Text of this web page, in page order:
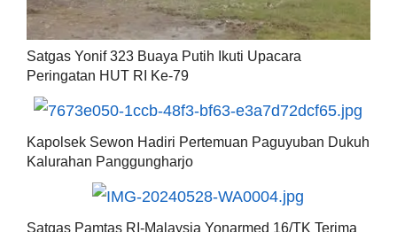
Satgas Yonif 323 Buaya Putih Ikuti Upacara
Peringatan HUT RI Ke-79
Kapolsek Sewon Hadiri Pertemuan Paguyuban Dukuh
Kalurahan Panggungharjo
Satgas Pamtas RI-Malaysia Yonarmed 16/TK Terima